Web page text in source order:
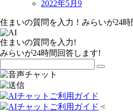
2022年5月 9
住まいの質問を入力！みらいが24時
住まいの質問を入力!
みらいが24時間回答します!
<